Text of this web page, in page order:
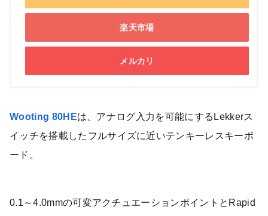
楽天市場
メルカリ
Wooting 80HEは、アナログ入力を可能にするLekkerス
イッチを搭載したフルサイズに近いテンキーレスキーボ
ード。
0.1～4.0mmの可変アクチュエーションポイントとRapid